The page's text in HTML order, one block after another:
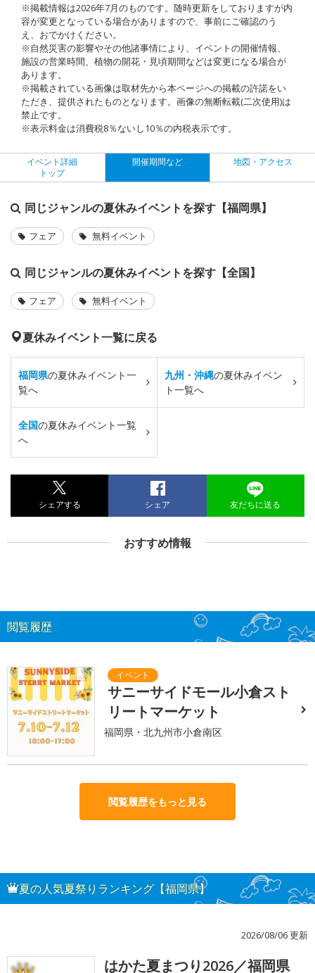
※掲載情報は2026年7月のものです。随時更新をしておりますが内
容が変更となっている場合がありますので、事前にご確認のう
え、おでかけください。
※自然災害の影響やその他諸事情により、イベントの開催情報、
施設の営業時間、植物の開花・見頃期間などは変更になる場合が
あります。
※掲載されている画像は取材先から本ページへの掲載の許諾をい
ただき、提供されたものとなります。画像の無断転載(二次使用)は
禁止です。
※表示料金は消費税8％ないし10％の内税表示です。
イベント詳細
トップ
開催期間など 地図・アクセス
同じジャンルの夏休みイベントを探す【福岡県】
フェア 無料イベント
同じジャンルの夏休みイベントを探す【全国】
フェア 無料イベント
夏休みイベント一覧に戻る
福岡県の夏休みイベント一
覧へ
九州・沖縄の夏休みイベン
ト一覧へ
全国の夏休みイベント一覧
へ
シェアする シェア 友だちに送る
おすすめ情報
閲覧履歴
サニーサイドモール小倉スト
リートマーケット
福岡県・北九州市小倉南区
閲覧履歴をもっと見る
夏の人気夏祭りランキング【福岡県】
2026/08/06 更新
はかた夏まつり2026／福岡県